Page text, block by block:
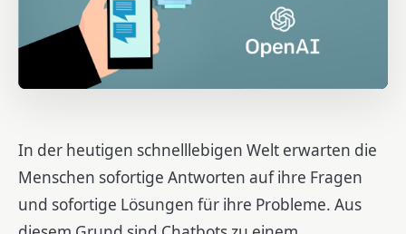
In der heutigen schnelllebigen Welt erwarten die
Menschen sofortige Antworten auf ihre Fragen
und sofortige Lösungen für ihre Probleme. Aus